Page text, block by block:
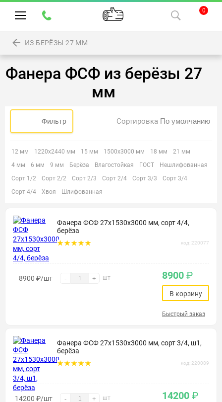
0
ИЗ БЕРЁЗЫ 27 ММ
Фанера ФСФ из берёзы 27
мм
Фильтр Сортировка
12 мм 1220х2440 мм 15 мм 1500х3000 мм 18 мм
21 мм
4 мм
6 мм 9 мм Берёза Влагостойкая ГОСТ
Нешлифованная
Сорт 1/2
Сорт 2/2 Сорт 2/3 Сорт 2/4 Сорт 3/3
Сорт 3/4
Сорт 4/4
Хвоя Шлифованная
Фанера ФСФ 27х1530х3000 мм, сорт 4/4,
берёза
код: 220077
8900 ₽/шт - + шт 8900 ₽
В корзину
Быстрый заказ
Фанера ФСФ 27х1530х3000 мм, сорт 3/4, ш1,
берёза
код: 220089
14200 ₽/шт - + шт 14200 ₽